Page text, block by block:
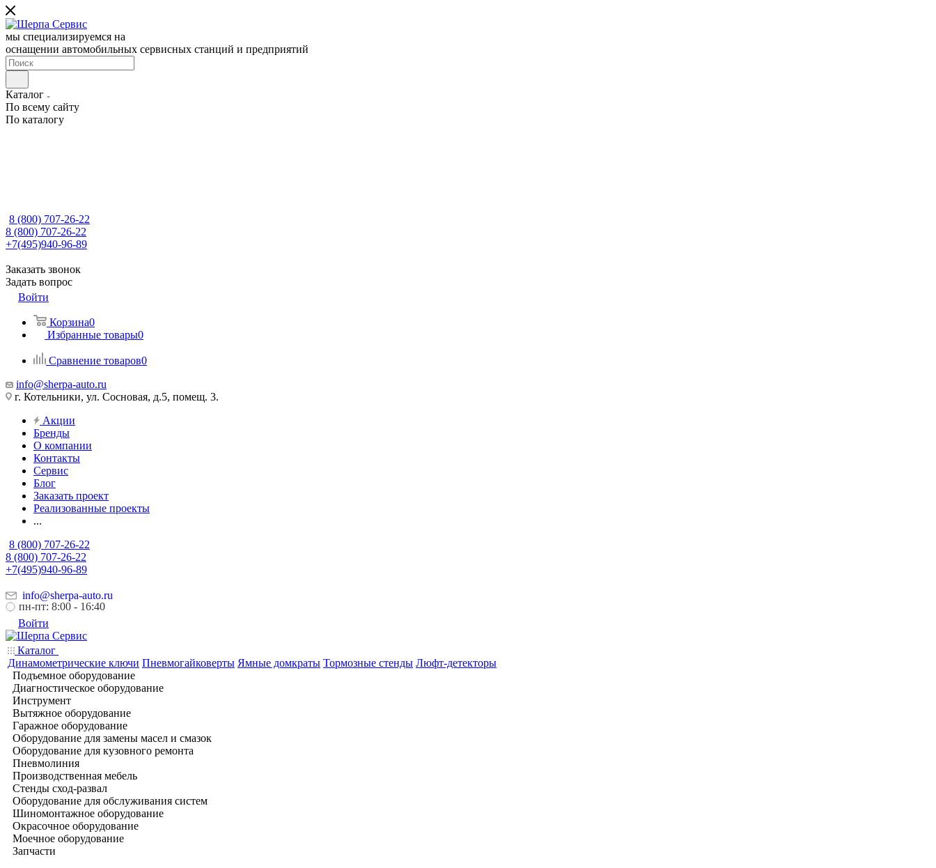
мы специализируемся на
оснащении автомобильных сервисных станций и предприятий
Каталог
По всему сайту
По каталогу
8 (800) 707-26-22
8 (800) 707-26-22
+7(495)940-96-89
Заказать звонок
Задать вопрос
Войти
Корзина0
Избранные товары0
Сравнение товаров0
info@sherpa-auto.ru
г. Котельники, ул. Сосновая, д.5, помещ. 3.
Акции
Бренды
О компании
Контакты
Сервис
Блог
Заказать проект
Реализованные проекты
...
8 (800) 707-26-22
8 (800) 707-26-22
+7(495)940-96-89
info@sherpa-auto.ru
пн-пт: 8:00 - 16:40
Войти
Каталог
Динамометрические ключи Пневмогайковерты Ямные домкраты Тормозные стенды Люфт-детекторы
Подъемное оборудование
Диагностическое оборудование
Инструмент
Вытяжное оборудование
Гаражное оборудование
Оборудование для замены масел и смазок
Оборудование для кузовного ремонта
Пневмолиния
Производственная мебель
Стенды сход-развал
Оборудование для обслуживания систем
Шиномонтажное оборудование
Окрасочное оборудование
Моечное оборудование
Запчасти